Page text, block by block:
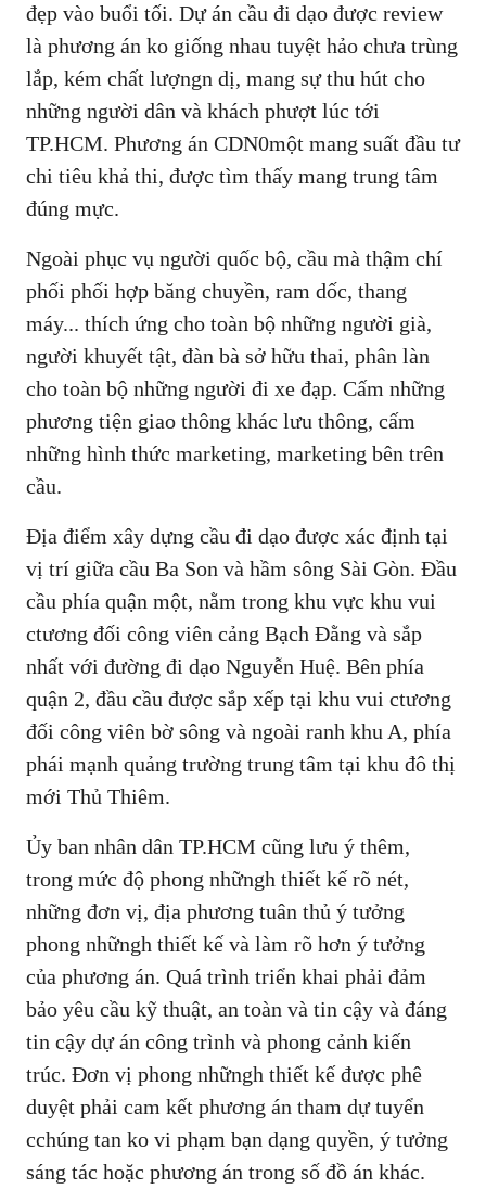
đẹp vào buổi tối. Dự án cầu đi dạo được review
là phương án ko giống nhau tuyệt hảo chưa trùng
lắp, kém chất lượngn dị, mang sự thu hút cho
những người dân và khách phượt lúc tới
TP.HCM. Phương án CDN0một mang suất đầu tư
chi tiêu khả thi, được tìm thấy mang trung tâm
đúng mực.
Ngoài phục vụ người quốc bộ, cầu mà thậm chí
phối phối hợp băng chuyền, ram dốc, thang
máy... thích ứng cho toàn bộ những người già,
người khuyết tật, đàn bà sở hữu thai, phân làn
cho toàn bộ những người đi xe đạp. Cấm những
phương tiện giao thông khác lưu thông, cấm
những hình thức marketing, marketing bên trên
cầu.
Địa điểm xây dựng cầu đi dạo được xác định tại
vị trí giữa cầu Ba Son và hầm sông Sài Gòn. Đầu
cầu phía quận một, nằm trong khu vực khu vui
ctương đối công viên cảng Bạch Đằng và sắp
nhất với đường đi dạo Nguyễn Huệ. Bên phía
quận 2, đầu cầu được sắp xếp tại khu vui ctương
đối công viên bờ sông và ngoài ranh khu A, phía
phái mạnh quảng trường trung tâm tại khu đô thị
mới Thủ Thiêm.
Ủy ban nhân dân TP.HCM cũng lưu ý thêm,
trong mức độ phong nhữngh thiết kế rõ nét,
những đơn vị, địa phương tuân thủ ý tưởng
phong nhữngh thiết kế và làm rõ hơn ý tưởng
của phương án. Quá trình triển khai phải đảm
bảo yêu cầu kỹ thuật, an toàn và tin cậy và đáng
tin cậy dự án công trình và phong cảnh kiến
trúc. Đơn vị phong nhữngh thiết kế được phê
duyệt phải cam kết phương án tham dự tuyển
cchúng tan ko vi phạm bạn dạng quyền, ý tưởng
sáng tác hoặc phương án trong số đồ án khác.